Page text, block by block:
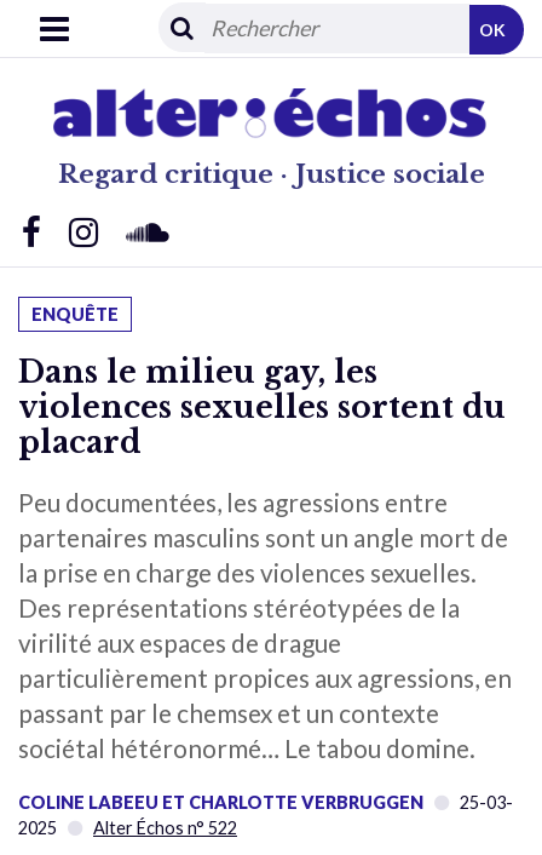
Regard critique · Justice sociale
OK
ENQUÊTE
Dans le milieu gay, les
violences sexuelles sortent du
placard
Peu documentées, les agressions entre
partenaires masculins sont un angle mort de
la prise en charge des violences sexuelles.
Des représentations stéréotypées de la
virilité aux espaces de drague
particulièrement propices aux agressions, en
passant par le chemsex et un contexte
sociétal hétéronormé… Le tabou domine.
COLINE LABEEU ET CHARLOTTE VERBRUGGEN
25-03-
2025
Alter Échos n° 522